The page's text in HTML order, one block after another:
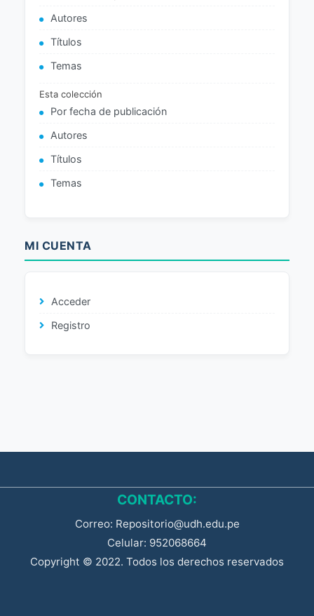
Autores
Títulos
Temas
Esta colección
Por fecha de publicación
Autores
Títulos
Temas
MI CUENTA
Acceder
Registro
CONTACTO:
Correo: Repositorio@udh.edu.pe
Celular: 952068664
Copyright © 2022. Todos los derechos reservados